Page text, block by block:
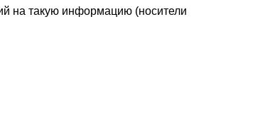
на такую информацию (носители